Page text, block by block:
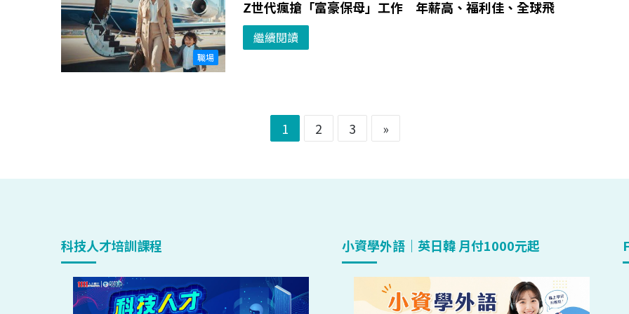
職場
Z世代瘋搶「富豪保母」工作 年薪高、福利佳、全球飛
繼續閱讀
1 2 3 »
科技人才培訓課程 小資學外語｜英日韓 月付1000元起